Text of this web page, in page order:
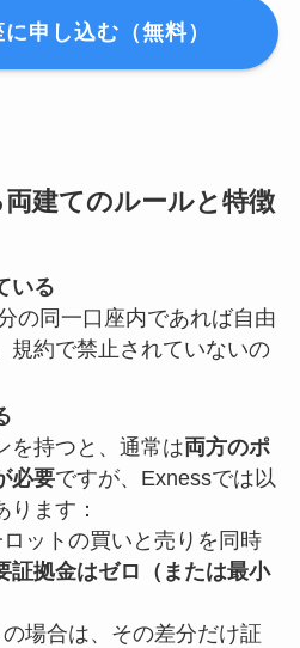
申し込む（無料）
建てのルールと特徴
いる
の同一口座内であれば自由
規約で禁止されていないの
持つと、通常は両方のポ
必要ですが、Exnessでは以
ます：
ットの買いと売りを同時
証拠金はゼロ（または最小
場合は、その差分だけ証